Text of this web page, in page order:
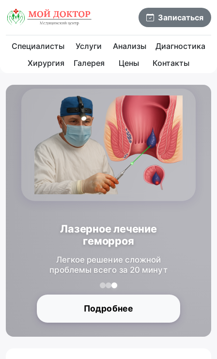
Записаться
Специалисты Услуги Анализы
Диагностика
Хирургия
Галерея Цены Контакты
Лазерное лечение
геморроя
Легкое решение сложной
проблемы всего за 20 минут
Подробнее